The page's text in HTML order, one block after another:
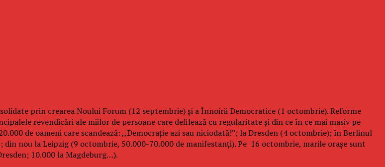
prin crearea Noului Forum (12 septembrie) şi a Înnoirii Democratice (1 octombrie). Reforme
revendicări ale miilor de persoane care defilează cu regularitate şi din ce în ce mai masiv pe
de oameni care scandează: ,,Democraţie azi sau niciodată!”; la Dresden (4 octombrie); în Berlinul
din nou la Leipzig (9 octombrie, 50.000-70.000 de manifestanţi). Pe 16 octombrie, marile oraşe sunt
10.000 la Magdeburg…).